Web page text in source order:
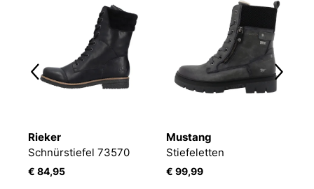
Rieker
Schnürstiefel 73570
€ 84,95
Mustang
Stiefeletten
€ 99,99